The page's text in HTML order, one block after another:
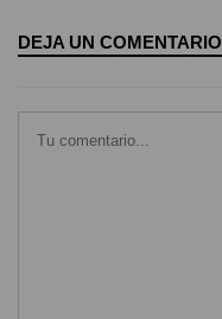
DEJA UN COMENTARIO